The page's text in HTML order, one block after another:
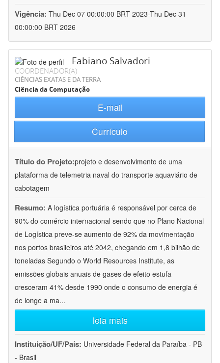
Vigência: Thu Dec 07 00:00:00 BRT 2023-Thu Dec 31
00:00:00 BRT 2026
Fabiano Salvadori
COORDENADOR(A)
CIÊNCIAS EXATAS E DA TERRA
Ciência da Computação
E-mail
Currículo
Título do Projeto:projeto e desenvolvimento de uma
plataforma de telemetria naval do transporte aquaviário de
cabotagem
Resumo: A logística portuária é responsável por cerca de
90% do comércio internacional sendo que no Plano Nacional
de Logística preve-se aumento de 92% da movimentação
nos portos brasileiros até 2042, chegando em 1,8 bilhão de
toneladas Segundo o World Resources Institute, as
emissões globais anuais de gases de efeito estufa
cresceram 41% desde 1990 onde o consumo de energia é
de longe a ma...
leia mais
Instituição/UF/País: Universidade Federal da Paraíba - PB
- Brasil